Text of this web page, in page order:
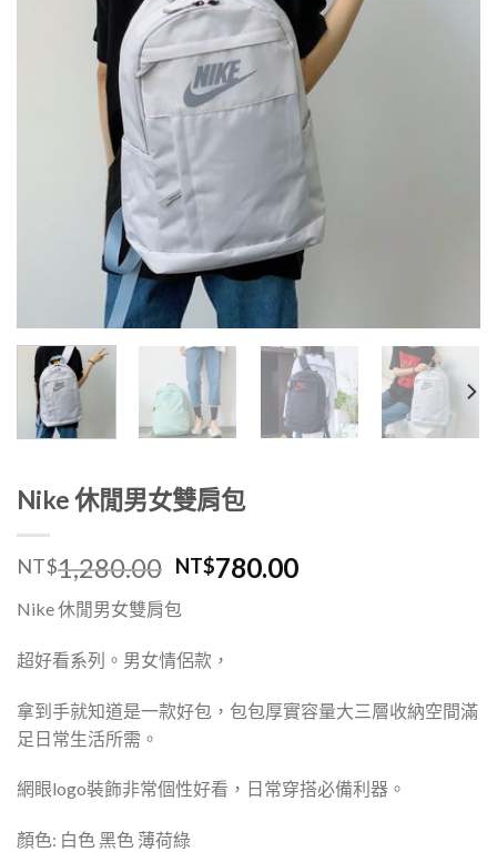
Nike 休閒男女雙肩包
NT$1,280.00 NT$780.00
Nike 休閒男女雙肩包
超好看系列。男女情侶款，
拿到手就知道是一款好包， 包包厚實容量大三層收納空間滿
足日常生活所需。
網眼logo裝飾非常個性好看，日常穿搭必備利器。
顏色: 白色 黑色 薄荷綠